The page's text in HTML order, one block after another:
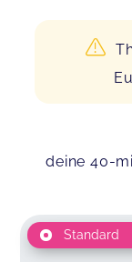
deine 40-
Standard